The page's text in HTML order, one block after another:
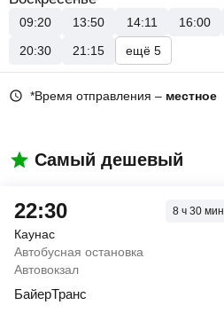
09:20 13:50 14:11 16:00
20:30
21:15 ещё 5
*Время отправления – местное
Самый дешевый
22:30 8 ч 30 мин
Каунас
Автобусная остановка
Автовокзал
БайерТранс